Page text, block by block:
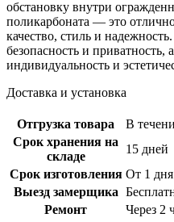
обстановку внутри
поликарбоната — это
качество, стиль и
безопасность и приватность,
индивидуальность и
Доставка и установка
Отгрузка товара
В
Срок хранения на
складе
15 дней
Срок изготовления От 1 дня
Выезд замерщика
Ремонт
Через 2